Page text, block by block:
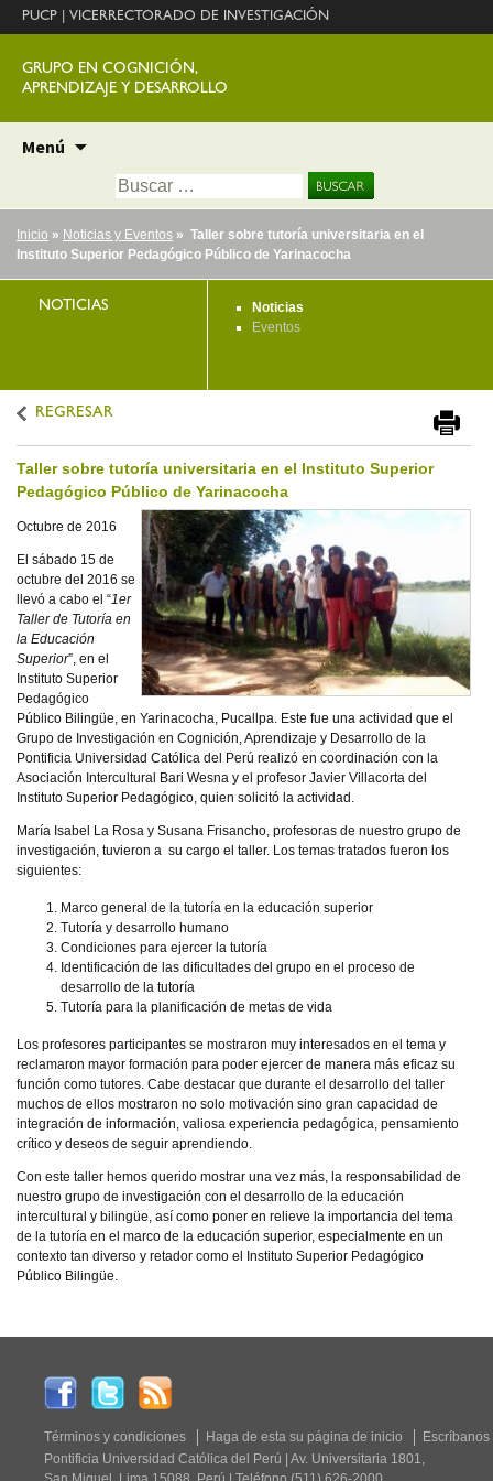
PUCP VICERRECTORADO DE INVESTIGACIÓN
GRUPO EN COGNICIÓN,
APRENDIZAJE Y DESARROLLO
Menú
contenido
Buscar:
Inicio » Noticias y Eventos » Taller sobre tutoría universitaria en el
Instituto Superior Pedagógico Público de Yarinacocha
NOTICIAS
Noticias
Eventos
REGRESAR
Taller sobre tutoría universitaria en el Instituto Superior
Pedagógico Público de Yarinacocha
Octubre de 2016
El sábado 15 de
octubre del 2016 se
llevó a cabo el “1er
Taller de Tutoría en
la Educación
Superior”, en el
Instituto Superior
Pedagógico
Público Bilingüe, en Yarinacocha, Pucallpa. Este fue una actividad que el
Grupo de Investigación en Cognición, Aprendizaje y Desarrollo de la
Pontificia Universidad Católica del Perú realizó en coordinación con la
Asociación Intercultural Bari Wesna y el profesor Javier Villacorta del
Instituto Superior Pedagógico, quien solicitó la actividad.
María Isabel La Rosa y Susana Frisancho, profesoras de nuestro grupo de
investigación, tuvieron a su cargo el taller. Los temas tratados fueron los
siguientes:
Marco general de la tutoría en la educación superior
Tutoría y desarrollo humano
Condiciones para ejercer la tutoría
Identificación de las dificultades del grupo en el proceso de
desarrollo de la tutoría
Tutoría para la planificación de metas de vida
Los profesores participantes se mostraron muy interesados en el tema y
reclamaron mayor formación para poder ejercer de manera más eficaz su
función como tutores. Cabe destacar que durante el desarrollo del taller
muchos de ellos mostraron no solo motivación sino gran capacidad de
integración de información, valiosa experiencia pedagógica, pensamiento
crítico y deseos de seguir aprendiendo.
Con este taller hemos querido mostrar una vez más, la responsabilidad de
nuestro grupo de investigación con el desarrollo de la educación
intercultural y bilingüe, así como poner en relieve la importancia del tema
de la tutoría en el marco de la educación superior, especialmente en un
contexto tan diverso y retador como el Instituto Superior Pedagógico
Público Bilingüe.
Términos y condiciones Haga de esta su página de inicio
Escríbanos
Pontificia Universidad Católica del Perú | Av. Universitaria 1801,